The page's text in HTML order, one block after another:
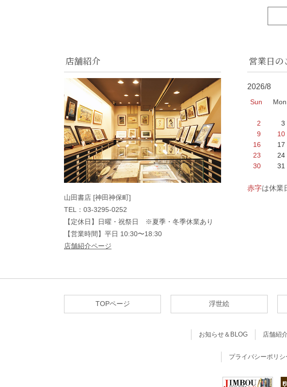
店舗紹介
山田書店 [神田神保町]
TEL：03-3295-0252
【定休日】日曜・祝祭日 ※夏季・冬季休業あり
【営業時間】平日 10:30〜18:30
店舗紹介ページ
営業日の
2026/8
Sun Mon
2
3
9
10
16
17
23
24
30
31
赤字は休業
TOPページ 浮世絵
お知らせ＆BLOG 店舗紹介
プライバシーポリシ